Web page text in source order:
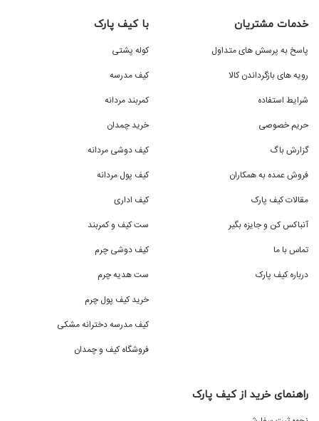
خدمات مشتریان
پاسخ به پرسش های متداول
رویه های بازگرداندن کالا
شرایط استفاده
حریم خصوصی
گزارش باگ
فروش عمده به همکاران
مقالات کیف پارک
آنباکس کن و جایزه بگیر
تماس با ما
درباره کیف پارک
با کیف پارک
کوله پشتی
کیف مدرسه
کمربند مردانه
خرید چمدان
کیف دوشی مردانه
کیف پول مردانه
کیف اداری
ست کیف و کمربند
کیف دوشی چرم
ست هدیه چرم
خرید کیف پول چرم
کیف مدرسه دخترانه مشکی
فروشگاه کیف و چمدان
راهنمای خرید از کیف پارک